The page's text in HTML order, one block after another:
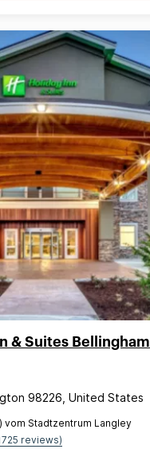
& Suites Bellingham
98226, United States
vom Stadtzentrum Langley
reviews)